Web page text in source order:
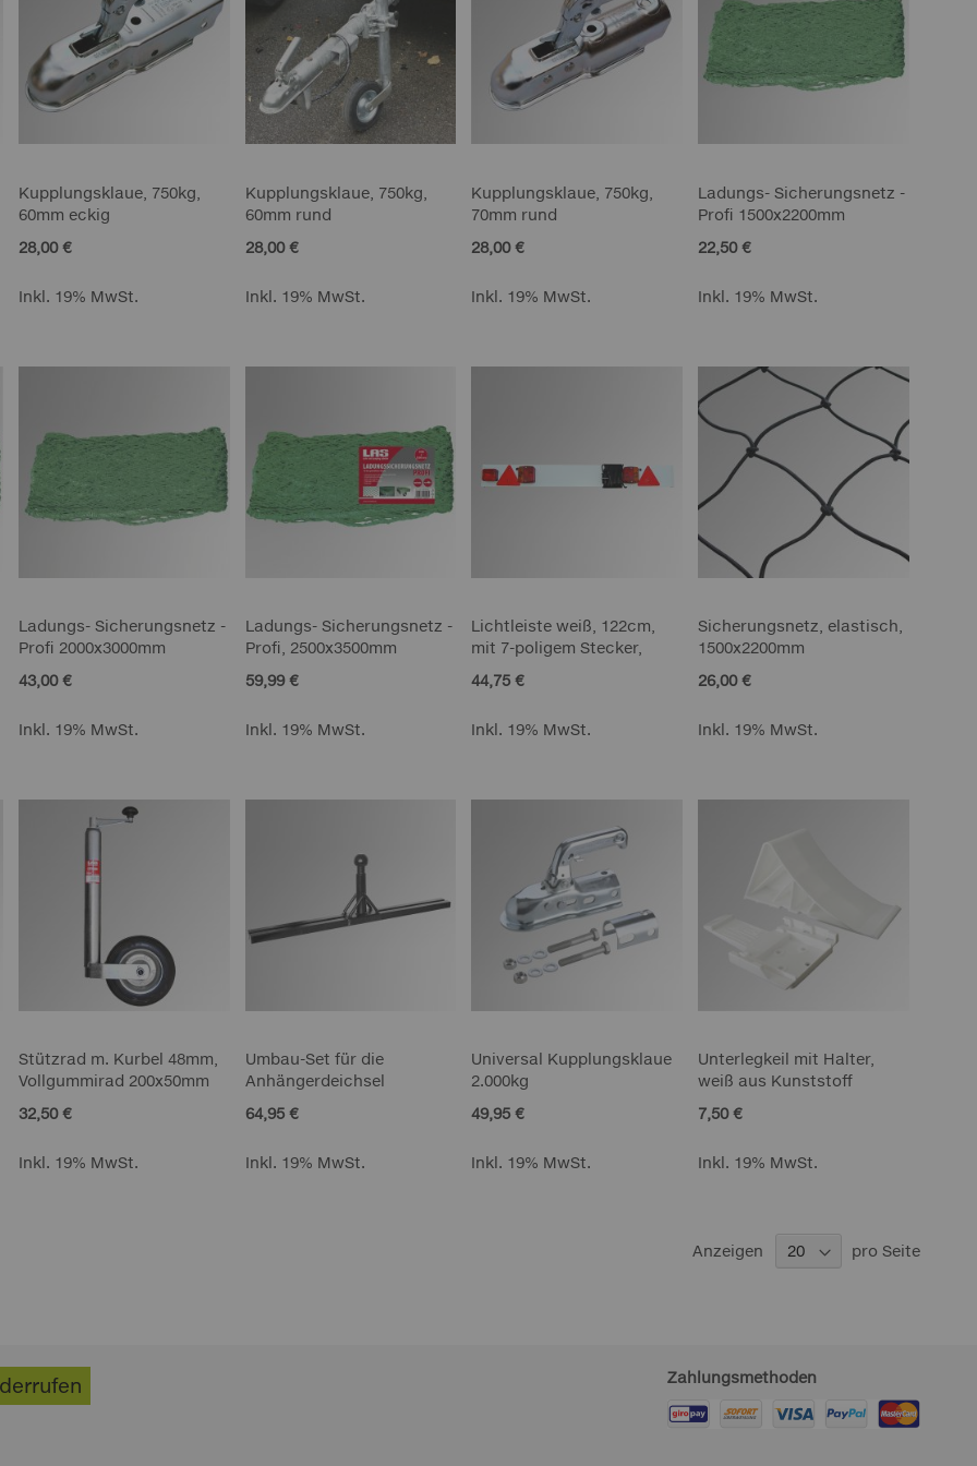
Kupplungsklaue, 750kg,
60mm eckig
28,00 €
Inkl. 19% MwSt.
Kupplungsklaue, 750kg,
60mm rund
28,00 €
Inkl. 19% MwSt.
Kupplungsklaue, 750kg,
70mm rund
28,00 €
Inkl. 19% MwSt.
Ladungs- Sicherungsnetz -
Profi 1500x2200mm
22,50 €
Inkl. 19% MwSt.
Ladungs- Sicherungsnetz -
Profi 2000x3000mm
43,00 €
Inkl. 19% MwSt.
Ladungs- Sicherungsnetz -
Profi, 2500x3500mm
59,99 €
Inkl. 19% MwSt.
Lichtleiste weiß, 122cm,
mit 7-poligem Stecker,
44,75 €
Inkl. 19% MwSt.
Sicherungsnetz, elastisch,
1500x2200mm
26,00 €
Inkl. 19% MwSt.
Stützrad m. Kurbel 48mm,
Vollgummirad 200x50mm
32,50 €
Inkl. 19% MwSt.
Umbau-Set für die
Anhängerdeichsel
64,95 €
Inkl. 19% MwSt.
Universal Kupplungsklaue
2.000kg
49,95 €
Inkl. 19% MwSt.
Unterlegkeil mit Halter,
weiß aus Kunststoff
7,50 €
Inkl. 19% MwSt.
Anzeigen pro Seite
Zahlungsmethoden